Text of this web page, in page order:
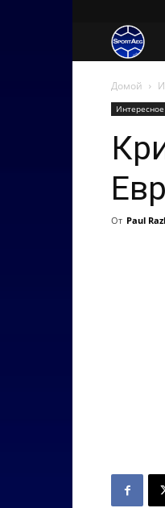
Домой
От Paul